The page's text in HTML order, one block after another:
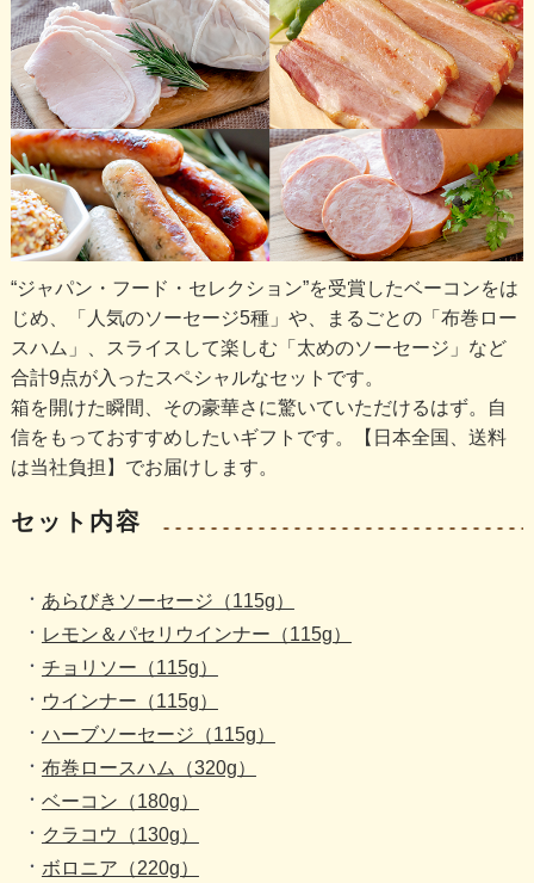
“ジャパン・フード・セレクション”を受賞したベーコンをは
じめ、「人気のソーセージ5種」や、まるごとの「布巻ロー
スハム」、スライスして楽しむ「太めのソーセージ」など
合計9点が入ったスペシャルなセットです。
箱を開けた瞬間、その豪華さに驚いていただけるはず。自
信をもっておすすめしたいギフトです。【日本全国、送料
は当社負担】でお届けします。
セット内容
あらびきソーセージ（115g）
レモン＆パセリウインナー（115g）
チョリソー（115g）
ウインナー（115g）
ハーブソーセージ（115g）
布巻ロースハム（320g）
ベーコン（180g）
クラコウ（130g）
ボロニア（220g）